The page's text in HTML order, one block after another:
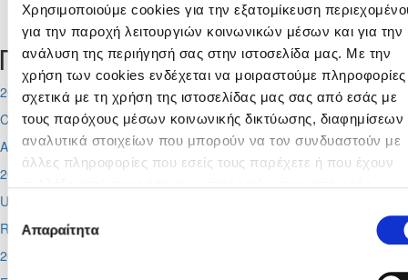
Χρησιμοποιούμε cookies για την εξατομίκευση
για την παροχή λειτουργιών κοινωνικών μέσων και για την
ανάλυση της περιήγησή σας στην ιστοσελίδα μας. Με την
χρήση των cookies ενδέχεται να μοιραστούμε πληροφορίες
σχετικά με τη χρήση της ιστοσελίδας μας σας από εσάς με
τους παρόχους μέσων κοινωνικής δικτύωσης, διαφημίσεων
αναλυτικά στοιχείων που μπορούν να τον συνδυαστούν με
άλλες πληροφορίες που εσείς τους παρέχετε ή που έχουν
Cookies διαβάζοντας την Πολιτική Cookies κάνοντας κλικ
Επιλογή
συγκατάθεσης
Απαραίτητα
Tweets by CyprusFA
Προσεχή γεγονότα
2026-08-11
Conference League
Απόλλων - Μπραν
2026-08-12
UEFA Super CUP
Red Bull Arena (Σάλτσμπουργκ)
2026-08-13